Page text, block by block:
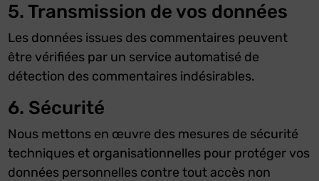
5. Transmission de vos données
Les données issues des commentaires peuvent
être vérifiées par un service automatisé de
détection des commentaires indésirables.
6. Sécurité
Nous mettons en œuvre des mesures de sécurité
techniques et organisationnelles pour protéger vos
données personnelles contre tout accès non